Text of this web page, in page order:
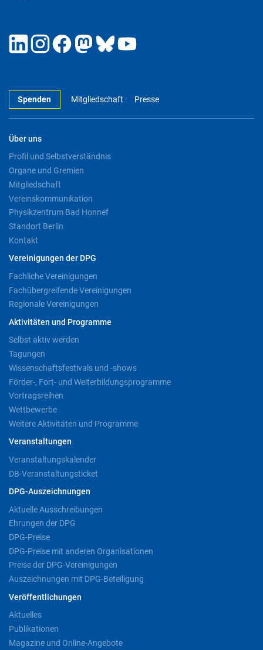
Spenden Mitgliedschaft Presse
Über uns
Profil und Selbstverständnis
Organe und Gremien
Mitgliedschaft
Vereinskommunikation
Physikzentrum Bad Honnef
Standort Berlin
Kontakt
Vereinigungen der DPG
Fachliche Vereinigungen
Fachübergreifende Vereinigungen
Regionale Vereinigungen
Aktivitäten und Programme
Selbst aktiv werden
Tagungen
Wissenschaftsfestivals und -shows
Förder-, Fort- und Weiterbildungsprogramme
Vortragsreihen
Wettbewerbe
Weitere Aktivitäten und Programme
Veranstaltungen
Veranstaltungskalender
DB-Veranstaltungsticket
DPG-Auszeichnungen
Aktuelle Ausschreibungen
Ehrungen der DPG
DPG-Preise
DPG-Preise mit anderen Organisationen
Preise der DPG-Vereinigungen
Auszeichnungen mit DPG-Beteiligung
Veröffentlichungen
Aktuelles
Publikationen
Magazine und Online-Angebote